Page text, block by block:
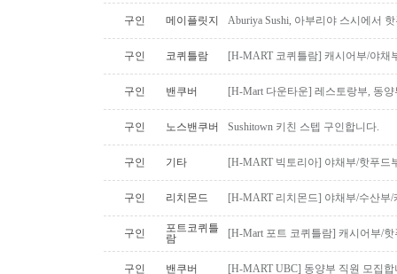
구인 메이플릿지 Aburiya Sushi, 아부리야 스시에서
구인 코퀴틀람 [H-MART 코퀴틀람] 캐시어부/야채
구인 밴쿠버 [H-Mart 다운타운] 레스토랑부, 동
구인 노스밴쿠버 Sushitown 키친 스텝 구인합니다.
구인 기타 [H-MART 빅토리아] 야채부/핫푸드
구인 리치몬드 [H-MART 리치몬드] 야채부/수산부
구인
포트코퀴틀
람
[H-Mart 포트 코퀴틀람] 캐시어부/
구인 밴쿠버 [H-MART UBC] 동양부 직원 모집합